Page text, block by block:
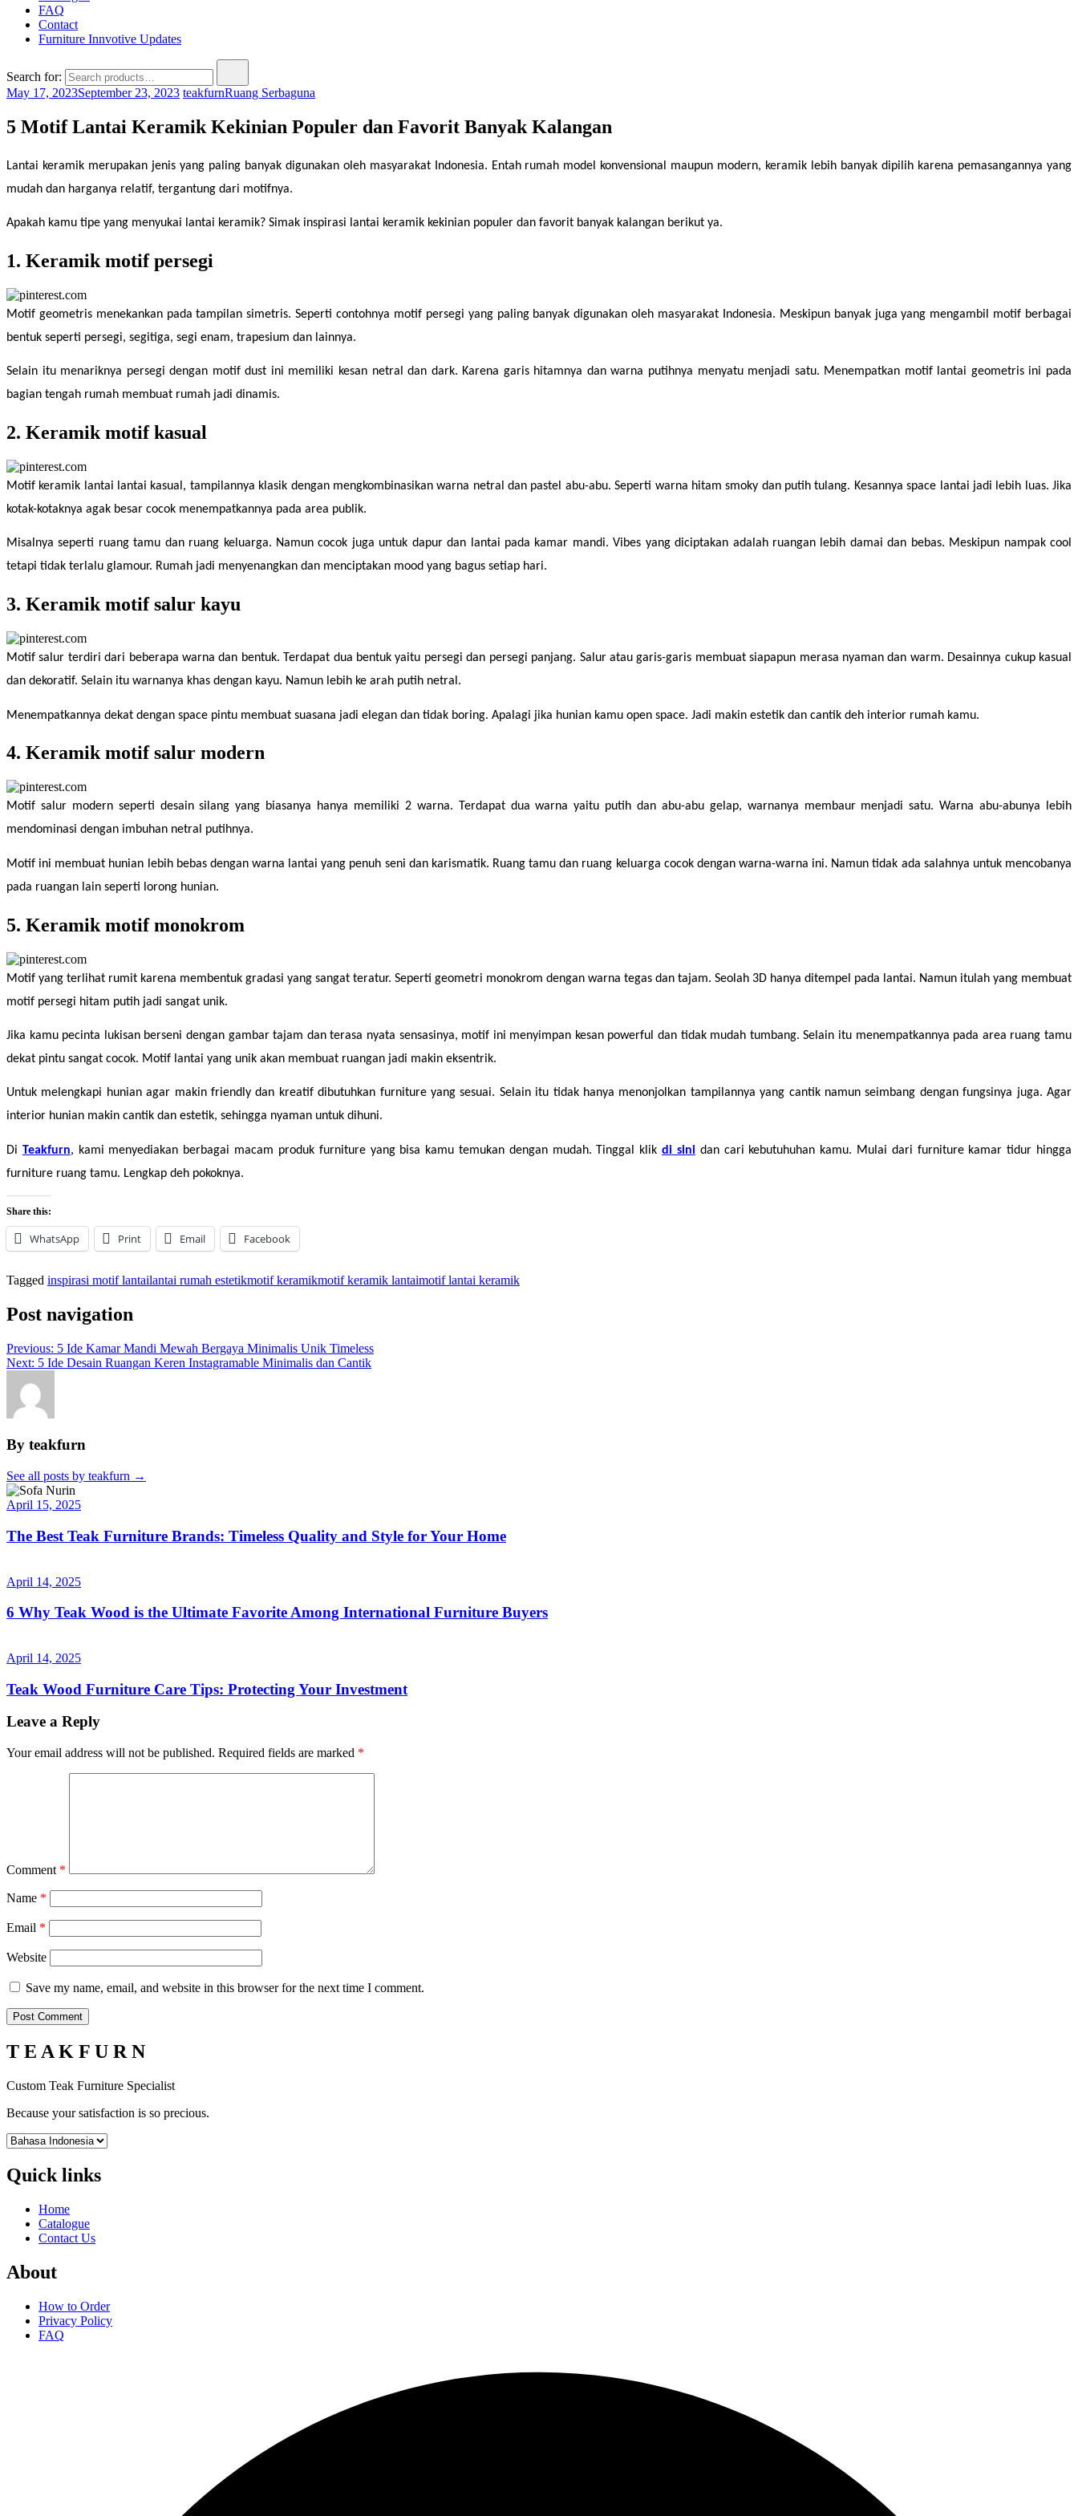
FAQ
Contact
Furniture Innvotive Updates
Search for:
May 17, 2023September 23, 2023 teakfurnRuang Serbaguna
5 Motif Lantai Keramik Kekinian Populer dan Favorit Banyak Kalangan
Lantai keramik merupakan jenis yang paling banyak digunakan oleh masyarakat Indonesia. Entah rumah model konvensional maupun modern, keramik lebih banyak dipilih karena pemasangannya yang
mudah dan harganya relatif, tergantung dari motifnya.
Apakah kamu tipe yang menyukai lantai keramik? Simak inspirasi lantai keramik kekinian populer dan favorit banyak kalangan berikut ya.
1. Keramik motif persegi
Motif geometris menekankan pada tampilan simetris. Seperti contohnya motif persegi yang paling banyak digunakan oleh masyarakat Indonesia. Meskipun banyak juga yang mengambil motif berbagai
bentuk seperti persegi, segitiga, segi enam, trapesium dan lainnya.
Selain itu menariknya persegi dengan motif dust ini memiliki kesan netral dan dark. Karena garis hitamnya dan warna putihnya menyatu menjadi satu. Menempatkan motif lantai geometris ini pada
bagian tengah rumah membuat rumah jadi dinamis.
2. Keramik motif kasual
Motif keramik lantai lantai kasual, tampilannya klasik dengan mengkombinasikan warna netral dan pastel abu-abu. Seperti warna hitam smoky dan putih tulang. Kesannya space lantai jadi lebih luas. Jika
kotak-kotaknya agak besar cocok menempatkannya pada area publik.
Misalnya seperti ruang tamu dan ruang keluarga. Namun cocok juga untuk dapur dan lantai pada kamar mandi. Vibes yang diciptakan adalah ruangan lebih damai dan bebas. Meskipun nampak cool
tetapi tidak terlalu glamour. Rumah jadi menyenangkan dan menciptakan mood yang bagus setiap hari.
3. Keramik motif salur kayu
Motif salur terdiri dari beberapa warna dan bentuk. Terdapat dua bentuk yaitu persegi dan persegi panjang. Salur atau garis-garis membuat siapapun merasa nyaman dan warm. Desainnya cukup kasual
dan dekoratif. Selain itu warnanya khas dengan kayu. Namun lebih ke arah putih netral.
Menempatkannya dekat dengan space pintu membuat suasana jadi elegan dan tidak boring. Apalagi jika hunian kamu open space. Jadi makin estetik dan cantik deh interior rumah kamu.
4. Keramik motif salur modern
Motif salur modern seperti desain silang yang biasanya hanya memiliki 2 warna. Terdapat dua warna yaitu putih dan abu-abu gelap, warnanya membaur menjadi satu. Warna abu-abunya lebih
mendominasi dengan imbuhan netral putihnya.
Motif ini membuat hunian lebih bebas dengan warna lantai yang penuh seni dan karismatik. Ruang tamu dan ruang keluarga cocok dengan warna-warna ini. Namun tidak ada salahnya untuk mencobanya
pada ruangan lain seperti lorong hunian.
5. Keramik motif monokrom
Motif yang terlihat rumit karena membentuk gradasi yang sangat teratur. Seperti geometri monokrom dengan warna tegas dan tajam. Seolah 3D hanya ditempel pada lantai. Namun itulah yang membuat
motif persegi hitam putih jadi sangat unik.
Jika kamu pecinta lukisan berseni dengan gambar tajam dan terasa nyata sensasinya, motif ini menyimpan kesan powerful dan tidak mudah tumbang. Selain itu menempatkannya pada area ruang tamu
dekat pintu sangat cocok. Motif lantai yang unik akan membuat ruangan jadi makin eksentrik.
Untuk melengkapi hunian agar makin friendly dan kreatif dibutuhkan furniture yang sesuai. Selain itu tidak hanya menonjolkan tampilannya yang cantik namun seimbang dengan fungsinya juga. Agar
interior hunian makin cantik dan estetik, sehingga nyaman untuk dihuni.
Di Teakfurn, kami menyediakan berbagai macam produk furniture yang bisa kamu temukan dengan mudah. Tinggal klik di sini dan cari kebutuhuhan kamu. Mulai dari furniture kamar tidur hingga
furniture ruang tamu. Lengkap deh pokoknya.
Share this:
WhatsApp Print Email Facebook
Tagged inspirasi motif lantailantai rumah estetikmotif keramikmotif keramik lantaimotif lantai keramik
Post navigation
Previous: 5 Ide Kamar Mandi Mewah Bergaya Minimalis Unik Timeless
Next: 5 Ide Desain Ruangan Keren Instagramable Minimalis dan Cantik
By teakfurn
See all posts by teakfurn →
April 15, 2025
The Best Teak Furniture Brands: Timeless Quality and Style for Your Home
April 14, 2025
6 Why Teak Wood is the Ultimate Favorite Among International Furniture Buyers
April 14, 2025
Teak Wood Furniture Care Tips: Protecting Your Investment
Leave a Reply
Your email address will not be published. Required fields are marked *
Comment *
Name *
Email *
Website
Save my name, email, and website in this browser for the next time I comment.
T E A K F U R N
Custom Teak Furniture Specialist
Because your satisfaction is so precious.
Quick links
Home
Catalogue
Contact Us
About
How to Order
Privacy Policy
FAQ